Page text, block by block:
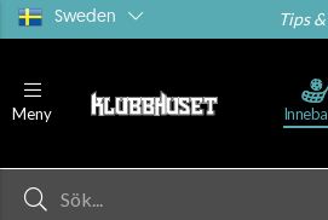
Sweden Tips
Meny